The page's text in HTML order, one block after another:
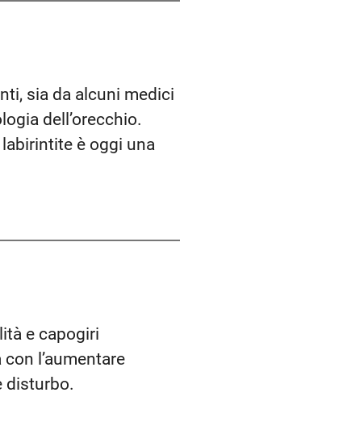
sia da alcuni medici
dell’orecchio.
è oggi una
e capogiri
l’aumentare
disturbo.